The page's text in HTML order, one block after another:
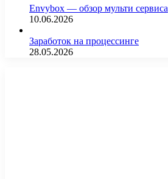
Envybox — обзор мульти сервиса
10.06.2026
Заработок на процессинге
28.05.2026